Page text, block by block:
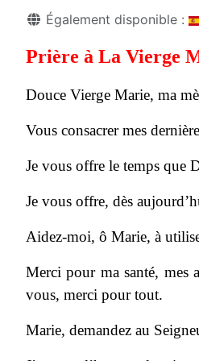
DétailsÉgalement disponible :
Prière à La Vierge
Douce Vierge Marie, ma
Vous consacrer mes
Je vous offre le temps que
Je vous offre, dès
Aidez-moi, ô Marie, à
Merci pour ma santé, mes
vous, merci pour tout.
Marie, demandez au